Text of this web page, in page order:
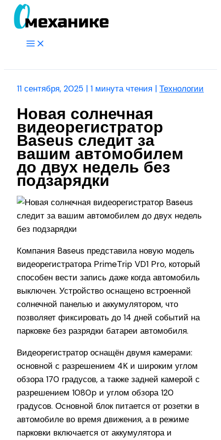
Перейти
Main
11 сентября, 2025 |1 минута чтения |Технологии
Новая солнечная
видеорегистратор
Baseus следит за
вашим автомобилем
до двух недель без
подзарядки
Компания Baseus представила новую модель
видеорегистратора PrimeTrip VD1 Pro, который
способен вести запись даже когда автомобиль
выключен. Устройство оснащено встроенной
солнечной панелью и аккумулятором, что
позволяет фиксировать до 14 дней событий на
парковке без разрядки батареи автомобиля.
Видеорегистратор оснащён двумя камерами:
основной с разрешением 4K и широким углом
обзора 170 градусов, а также задней камерой с
разрешением 1080p и углом обзора 120
градусов. Основной блок питается от розетки в
автомобиле во время движения, а в режиме
парковки включается от аккумулятора и